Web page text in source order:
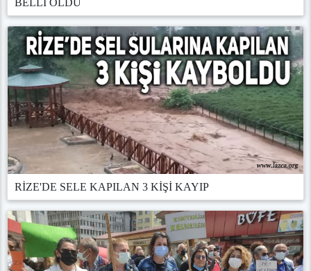
RİZE'DE SELE KAPILAN 3 KİŞİ KAYIP